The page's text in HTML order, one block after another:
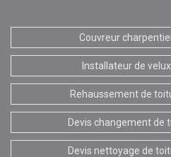
Couvreur
Installateur de
Rehaussement de
Devis changement de
Devis nettoyage de